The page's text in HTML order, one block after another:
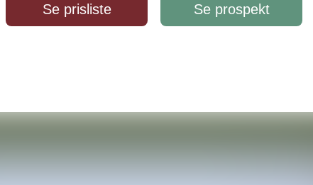
Se prisliste Se prospekt